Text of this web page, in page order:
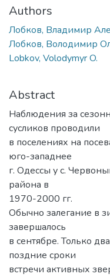
Authors
Лобков, Владимир
Лобков, Володимир
Lobkov, Volodymyr O.
Abstract
Наблюдения за
сусликов проводили
в поселениях на
юго-западнее
г. Одессы у с.
района в
1970-2000 гг.
Обычно залегание в
завершалось
в сентябре. Только
поздние сроки
встречи активных